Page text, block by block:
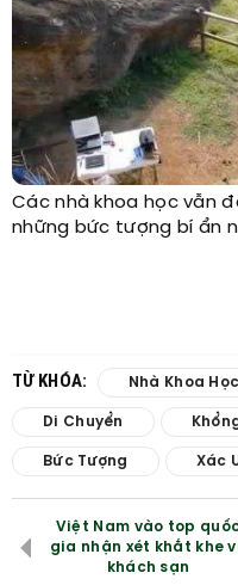
Các nhà khoa học vẫn
những bức tượng bí ẩn
TỪ KHÓA: Nhà Khoa Học
Di Chuyển
Bức Tượng Xác
Việt Nam vào top
gia nhận xét khắt khe
khách sạn